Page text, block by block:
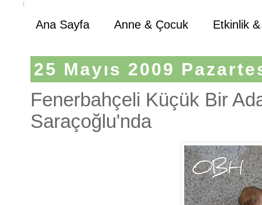
Ana Sayfa Anne & Çocuk Etkinlik
25 Mayıs 2009
Fenerbahçeli Küçük Bir
Saraçoğlu'nda